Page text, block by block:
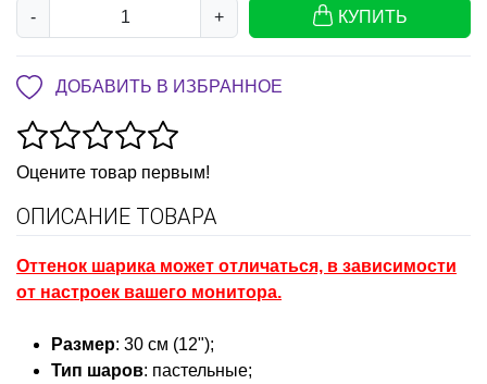
- + КУПИТЬ
ДОБАВИТЬ В ИЗБРАННОЕ
Оцените товар первым!
ОПИСАНИЕ ТОВАРА
Оттенок шарика может отличаться, в зависимости
от настроек вашего монитора.
Размер: 30 см (12");
Тип шаров: пастельные;